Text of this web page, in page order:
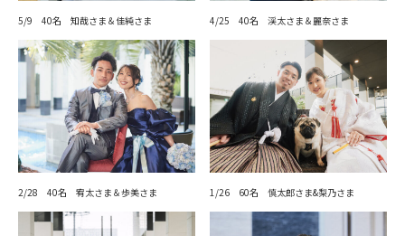
5/9 40名 知哉さま＆佳純さま 4/25 40名 渓太さま＆麗奈さま
2/28 40名 宥太さま＆歩美さま 1/26 60名 慎太郎さま&梨乃さま